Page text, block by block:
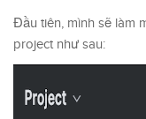
Đầu tiên, mình sẽ làm
project như sau: